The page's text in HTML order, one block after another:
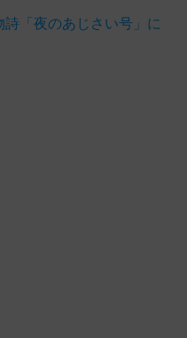
「夜のあじさい号」に